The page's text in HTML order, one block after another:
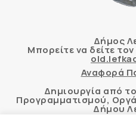
Δήμος
Μπορείτε να δείτε
Αναφορά
Δημιουργία από
Προγραμματισμού,
Δήμου